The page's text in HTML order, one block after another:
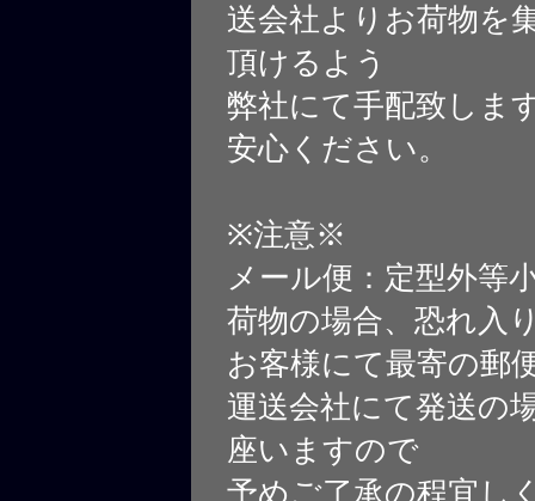
送会社よりお荷物を
頂けるよう
弊社にて手配致しま
安心ください。
※注意※
メール便：定型外等
荷物の場合、恐れ入
お客様にて最寄の郵
運送会社にて発送の
座いますので
予めご了承の程宜し